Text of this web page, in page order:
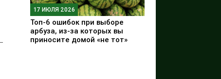
17 ИЮЛЯ 2026
Топ-6 ошибок при выборе
арбуза, из-за которых вы
приносите домой «не тот»